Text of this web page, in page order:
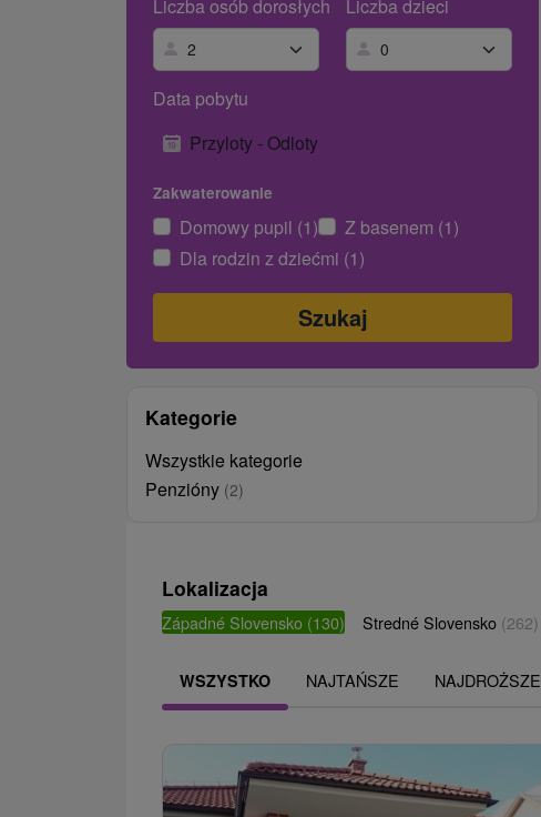
Liczba osób dorosłych
Liczba dzieci
Data pobytu
Przyloty - Odloty
Zakwaterowanie
Domowy pupil (1)
Z basenem (1)
Dla rodzin z dziećmi (1)
Kategorie
Wszystkie kategorie
Penzióny (2)
Lokalizacja
Západné Slovensko (130) Stredné Slovensko (262)
WSZYSTKO NAJTAŃSZE NAJDROŻSZE